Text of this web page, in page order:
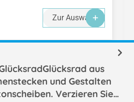
Zur Auswahl
aus
und Gestalten
Verzieren Sie…